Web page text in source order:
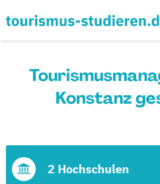
Konstanz
2 Hochschulen